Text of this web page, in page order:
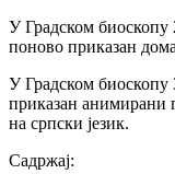
У Градском биоскопу
поново приказан
У Градском биоскопу
приказан
на српски језик.
Садржај: